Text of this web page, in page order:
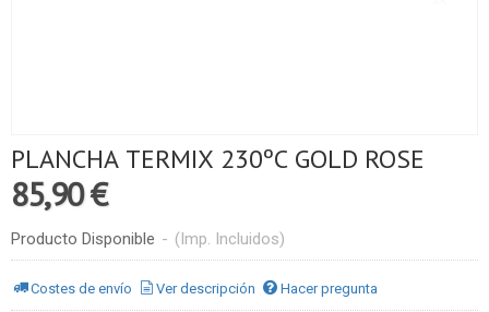
PLANCHA TERMIX 230ºC GOLD ROSE
85,90 €
Producto Disponible - (Imp. Incluidos)
Costes de envío Ver descripción Hacer pregunta